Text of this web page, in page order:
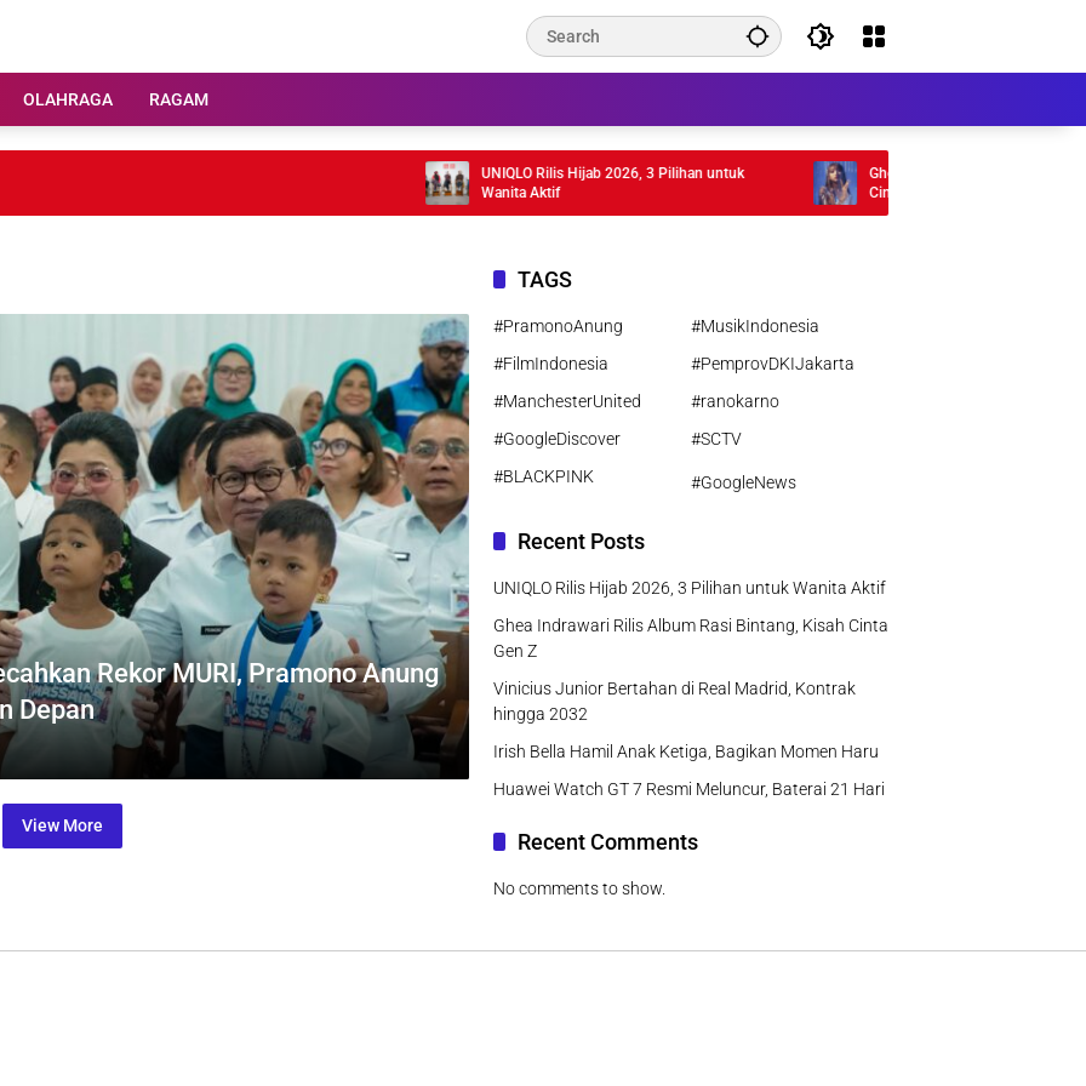
OLAHRAGA RAGAM
UNIQLO Rilis Hijab 2026, 3 Pilihan untuk
Wanita Aktif
Ghea Indrawari Rilis Album Rasi
Cinta Gen Z
Rekor MURI, Pramono Anung
Depan
View More
TAGS
#PramonoAnung
#MusikIndonesia
#FilmIndonesia
#PemprovDKIJakarta
#ManchesterUnited
#ranokarno
#GoogleDiscover
#SCTV
#BLACKPINK
#GoogleNews
Recent Posts
UNIQLO Rilis Hijab 2026, 3 Pilihan untuk Wanita Aktif
Ghea Indrawari Rilis Album Rasi Bintang, Kisah Cinta
Gen Z
Vinicius Junior Bertahan di Real Madrid, Kontrak
hingga 2032
Irish Bella Hamil Anak Ketiga, Bagikan Momen Haru
Huawei Watch GT 7 Resmi Meluncur, Baterai 21 Hari
Recent Comments
No comments to show.